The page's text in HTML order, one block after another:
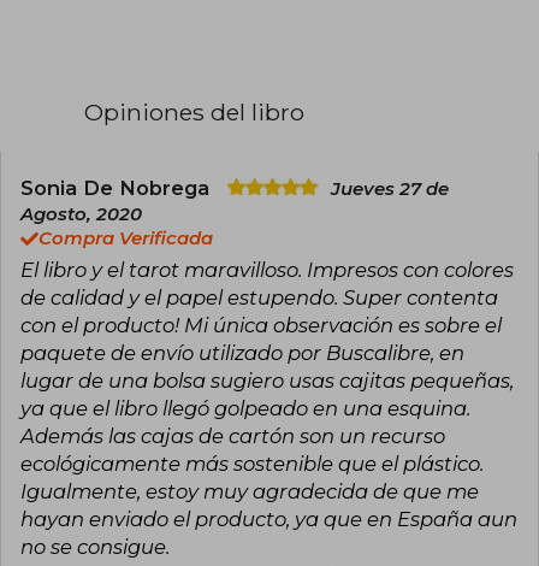
por la cual han pasado más de nueve mil
conferencista de la Marca País Colombia en
Expo Dubái 2022. Es emprendedora, empresaria,
mamá y autora de El despertar de la Diosa, Sí
puedo y es fácil y El tarot de las hadas.
Instagram: @antonina_canal_
www.antoninacanal.com
Opiniones del libro
Sonia De Nobrega
Jueves 27 de
Agosto, 2020
Compra Verificada
El libro y el tarot maravilloso. Impresos con colores
de calidad y el papel estupendo. Super contenta
con el producto! Mi única observación es sobre el
paquete de envío utilizado por Buscalibre, en
lugar de una bolsa sugiero usas cajitas pequeñas,
ya que el libro llegó golpeado en una esquina.
Además las cajas de cartón son un recurso
ecológicamente más sostenible que el plástico.
Igualmente, estoy muy agradecida de que me
hayan enviado el producto, ya que en España aun
no se consigue.